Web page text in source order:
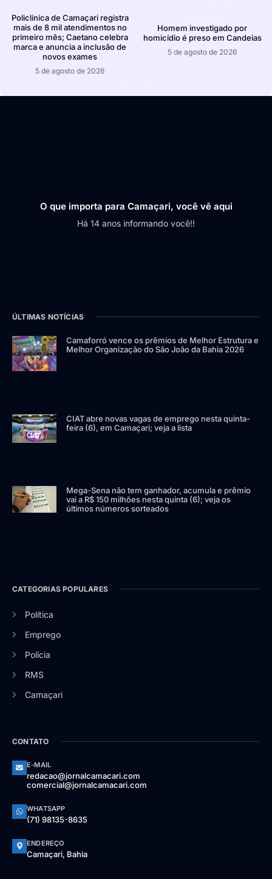
Policlínica de Camaçari registra
mais de 8 mil atendimentos no
primeiro mês; Caetano celebra
marca e anuncia a inclusão de
novos exames
5 de agosto de 2026
Homem investigado por
homicídio é preso em Candeias
5 de agosto de 2026
O que importa para Camaçari, você vê aqui
Há 14 anos informando você!!
ÚLTIMAS NOTÍCIAS
Camaforró vence os prêmios de Melhor Estrutura e
Melhor Organização do São João da Bahia 2026
CIAT abre novas vagas de emprego nesta quinta-
feira (6), em Camaçari; veja a lista
Mega-Sena não tem ganhador, acumula e prêmio
vai a R$ 150 milhões nesta quinta (6); veja os
últimos números sorteados
CATEGORIAS POPULARES
Política
Emprego
Polícia
RMS
Camaçari
CONTATO
E-MAIL
redacao@jornalcamacari.com
comercial@jornalcamacari.com
WHATSAPP
(71) 98135-8635
ENDEREÇO
Camaçari, Bahia